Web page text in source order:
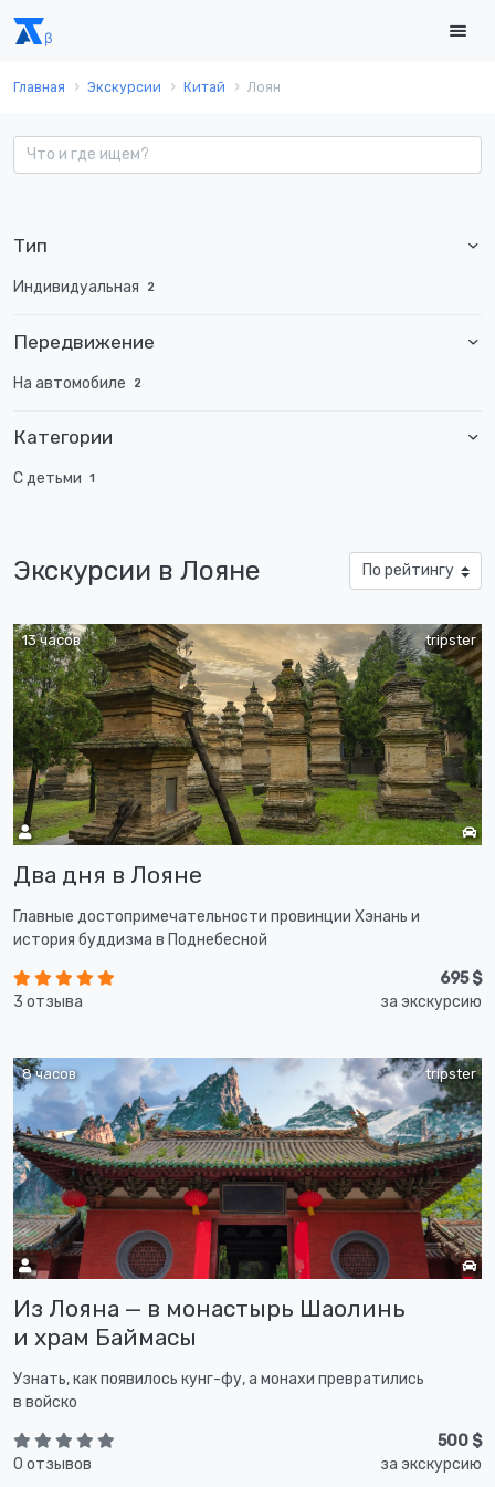
Главная Экскурсии Китай Лоян
Тип
Индивидуальная 2
Передвижение
На автомобиле 2
Категории
С детьми 1
Экскурсии в Лояне
tripster
13 часов
Два дня в Лояне
Главные достопримечательности провинции Хэнань и
история буддизма в Поднебесной
3 отзыва
695 $
за экскурсию
tripster
8 часов
Из Лояна — в монастырь Шаолинь
и храм Баймасы
Узнать, как появилось кунг-фу, а монахи превратились
в войско
0 отзывов
500 $
за экскурсию